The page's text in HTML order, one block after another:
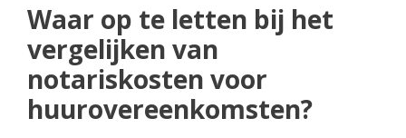
Waar op te letten bij het
vergelijken van
notariskosten voor
huurovereenkomsten?